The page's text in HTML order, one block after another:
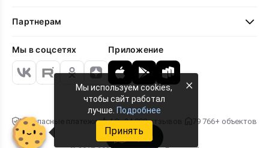
Карта
Партнерам
Мы в соцсетях Приложение
Безопасные платежи 4.8 · 24 000 отзывов 79 766+ объектов
Мы используем cookies,
чтобы сайт работал
лучше. Подробнее
×
Принять